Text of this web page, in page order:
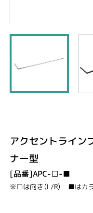
アクセントライ
ナー型
[品番]APC-□-■
※□は向き（L/R） ■はカ